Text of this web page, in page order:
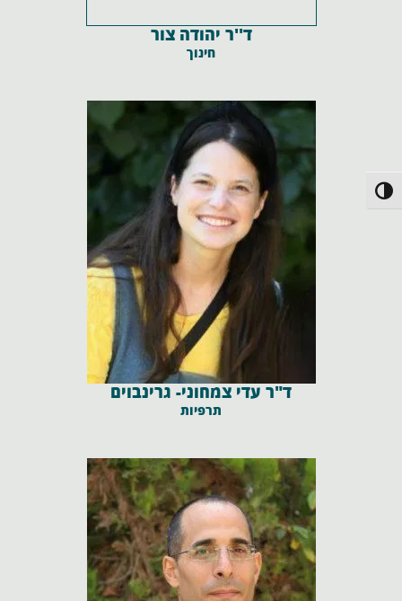
הפעל/כבה ניגודיות גבוהה
ד''ר יהודה צור
חינוך
ד"ר עדי צמחוני- גרינבוים
תרפיות